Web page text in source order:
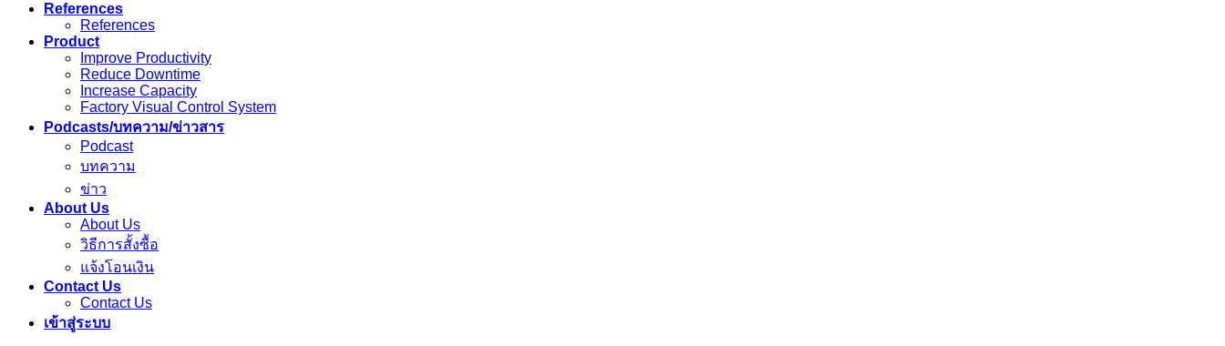
References
References
Product
Improve Productivity
Reduce Downtime
Increase Capacity
Factory Visual Control System
Podcasts/บทความ/ข่าวสาร
Podcast
บทความ
ข่าว
About Us
About Us
วิธีการสั้งซื้อ
แจ้งโอนเงิน
Contact Us
Contact Us
เข้าสู่ระบบ